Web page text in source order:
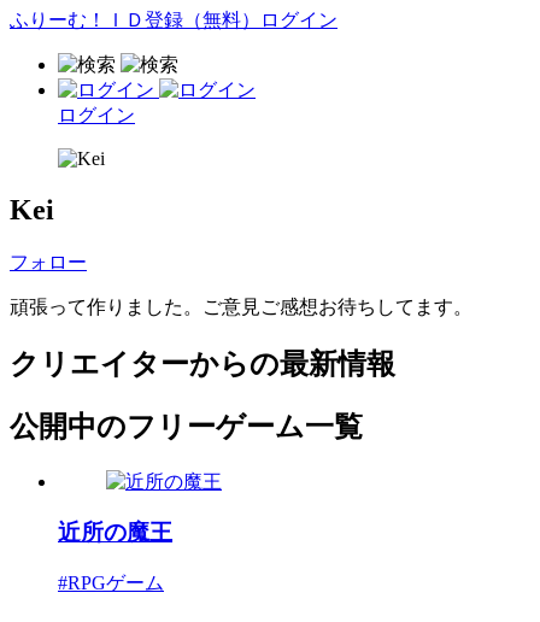
ふりーむ！ＩＤ登録（無料） ログイン
ログイン
Kei
フォロー
頑張って作りました。ご意見ご感想お待ちしてます。
クリエイターからの最新情報
公開中のフリーゲーム一覧
近所の魔王
#RPGゲーム